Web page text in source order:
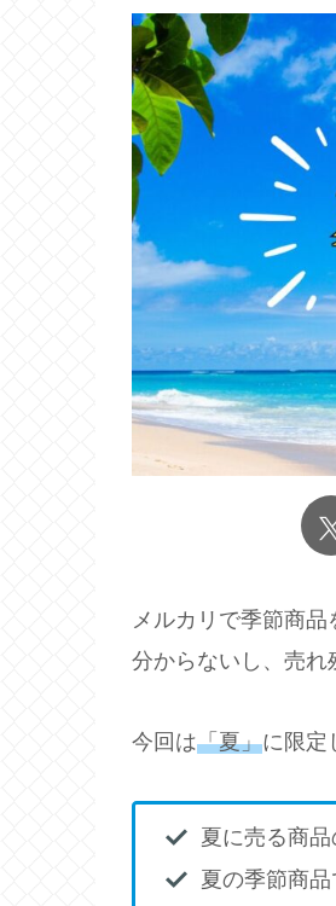
メルカリで季節商
分からないし、売れ
今回は「夏」に限定
夏に売る商
夏の季節商